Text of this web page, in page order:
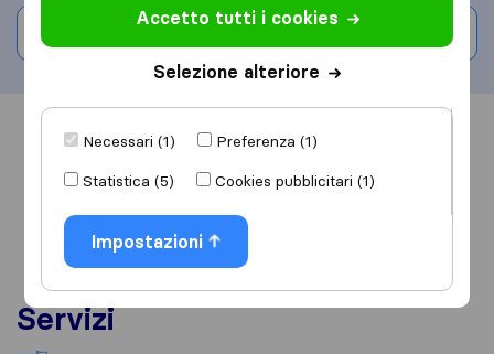
Informazioni Recensioni
Servizi
Accetto tutti i cookies
Selezione alteriore
Necessari (1)
Preferenza (1)
Statistica (5)
Cookies pubblicitari (1)
Impostazioni